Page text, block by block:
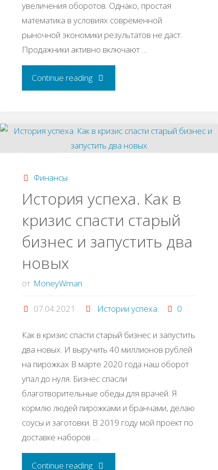
увеличения оборотов. Однако, простая
математика в условиях современной
рыночной экономики результатов не даст.
Продажники активно включают …
Continue reading"Как
больше,
но
Финансы
История успеха. Как в
кризис спасти старый
бизнес и запустить два
новых
от MoneyWman
07.04.2021 Истории успеха 0
Как в кризис спасти старый бизнес и запустить
два новых. И выручить 40 миллионов рублей
на пирожках В марте 2020 года наш оборот
упал до нуля. Бизнес спасли
благотворительные обеды для врачей. Я
кормлю людей пирожками и бранчами, делаю
соусы и заготовки. В 2019 году мой проект по
доставке наборов …
Continue reading"История